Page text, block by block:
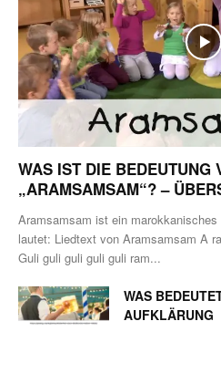
WAS IST DIE BEDEUTUNG
„ARAMSAMSAM“? –
Aramsamsam ist ein
lautet: Liedtext von Aramsamsam A
Guli guli guli guli guli ram...
WAS
AUFKLÄRUNG